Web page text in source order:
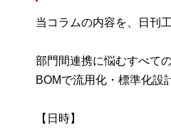
当コラムの内容を、日刊
部門間連携に悩むすべて
BOMで流用化・標準化設
【日時】